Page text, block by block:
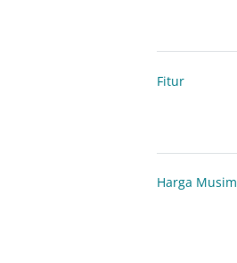
Fitur
Harga Musim